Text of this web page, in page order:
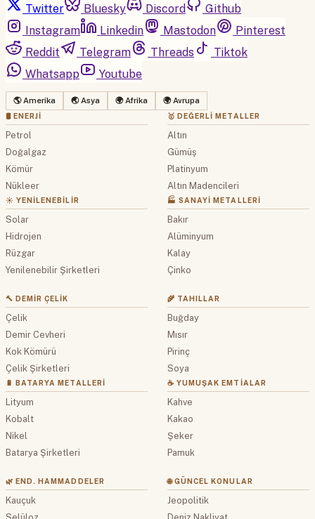
Twitter Bluesky Discord
Github
Instagram
Linkedin Mastodon
Pinterest
Reddit
Telegram Threads
Tiktok
Whatsapp
Youtube
🌎 Amerika 🌏 Asya 🌍 Afrika 🌍 Avrupa
🛢 ENERJI
Petrol
Doğalgaz
Kömür
Nükleer
☀️ YENILENEBILIR
Solar
Hidrojen
Rüzgar
Yenilenebilir Şirketleri
🥇 DEĞERLI METALLER
Altın
Gümüş
Platinyum
Altın Madencileri
🏭 SANAYI METALLERI
Bakır
Alüminyum
Kalay
Çinko
🔨 DEMIR ÇELIK
Çelik
Demir Cevheri
Kok Kömürü
Çelik Şirketleri
🔋 BATARYA METALLERI
Lityum
Kobalt
Nikel
Batarya Şirketleri
🌾 TAHILLAR
Buğday
Mısır
Pirinç
Soya
☕ YUMUŞAK EMTIALAR
Kahve
Kakao
Şeker
Pamuk
🌿 END. HAMMADDELER
Kauçuk
🌐 GÜNCEL KONULAR
Jeopolitik